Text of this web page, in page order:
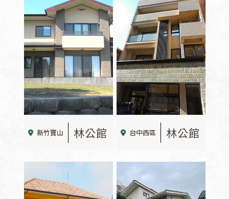
新竹寶山 林公館 台中西區 林公館